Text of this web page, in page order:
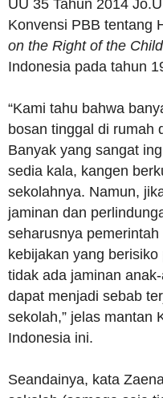
UU 35 Tahun 2014
Konvensi PBB tentang
on the Right of the Child
Indonesia pada tahun
“Kami tahu bahwa
bosan tinggal di rumah
Banyak yang sangat
sedia kala, kangen
sekolahnya. Namun,
jaminan dan
seharusnya
kebijakan yang
tidak ada jaminan
dapat menjadi sebab
sekolah,” jelas mantan
Indonesia ini.
Seandainya, kata